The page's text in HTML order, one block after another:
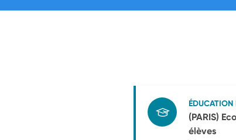
ÉDUCATION
(PARIS)
élèves